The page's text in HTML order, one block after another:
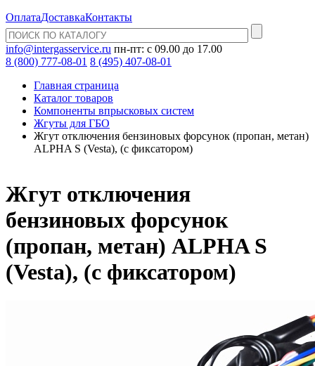
ОплатаДоставкаКонтакты
info@intergasservice.ru пн-пт: с 09.00 до 17.00
8 (800) 777-08-01 8 (495) 407-08-01
Главная страница
Каталог товаров
Компоненты впрысковых систем
Жгуты для ГБО
Жгут отключения бензиновых форсунок (пропан, метан)
ALPHA S (Vesta), (с фиксатором)
Жгут отключения
бензиновых форсунок
(пропан, метан) ALPHA S
(Vesta), (с фиксатором)